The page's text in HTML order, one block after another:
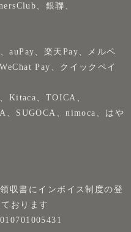
、銀聯、
auPay、楽天Pay、メルペ
Pay、クイックペイ
Kitaca、TOICA、
、SUGOCA、nimoca、はや
収書にインボイス制度の登
おります